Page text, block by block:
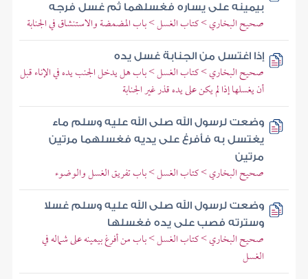
بيمينه على يساره فغسلهما ثم غسل فرجه
صحيح البخاري > كتاب الغسل > باب المضمضة والاستنشاق في الجنابة
إذا اغتسل من الجنابة غسل يده
صحيح البخاري > كتاب الغسل > باب هل يدخل الجنب يده في الإناء قبل
أن يغسلها إذا لم يكن على يده قذر غير الجنابة
وضعت لرسول الله صلى الله عليه وسلم ماء
يغتسل به فأفرغ على يديه فغسلهما مرتين
مرتين
صحيح البخاري > كتاب الغسل > باب تفريق الغسل والوضوء
وضعت لرسول الله صلى الله عليه وسلم غسلا
وسترته فصب على يده فغسلها
صحيح البخاري > كتاب الغسل > باب من أفرغ بيمينه على شماله في
الغسل